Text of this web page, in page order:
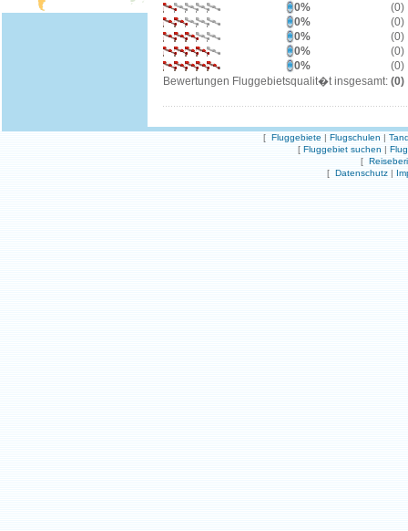
0%
(0)
0%
(0)
0%
(0)
0%
(0)
0%
(0)
Bewertungen Fluggebietsqualit�t insgesamt: (0)
[ Fluggebiete | Flugschulen |
[ Fluggebiet suchen |
[
[ Datenschutz |